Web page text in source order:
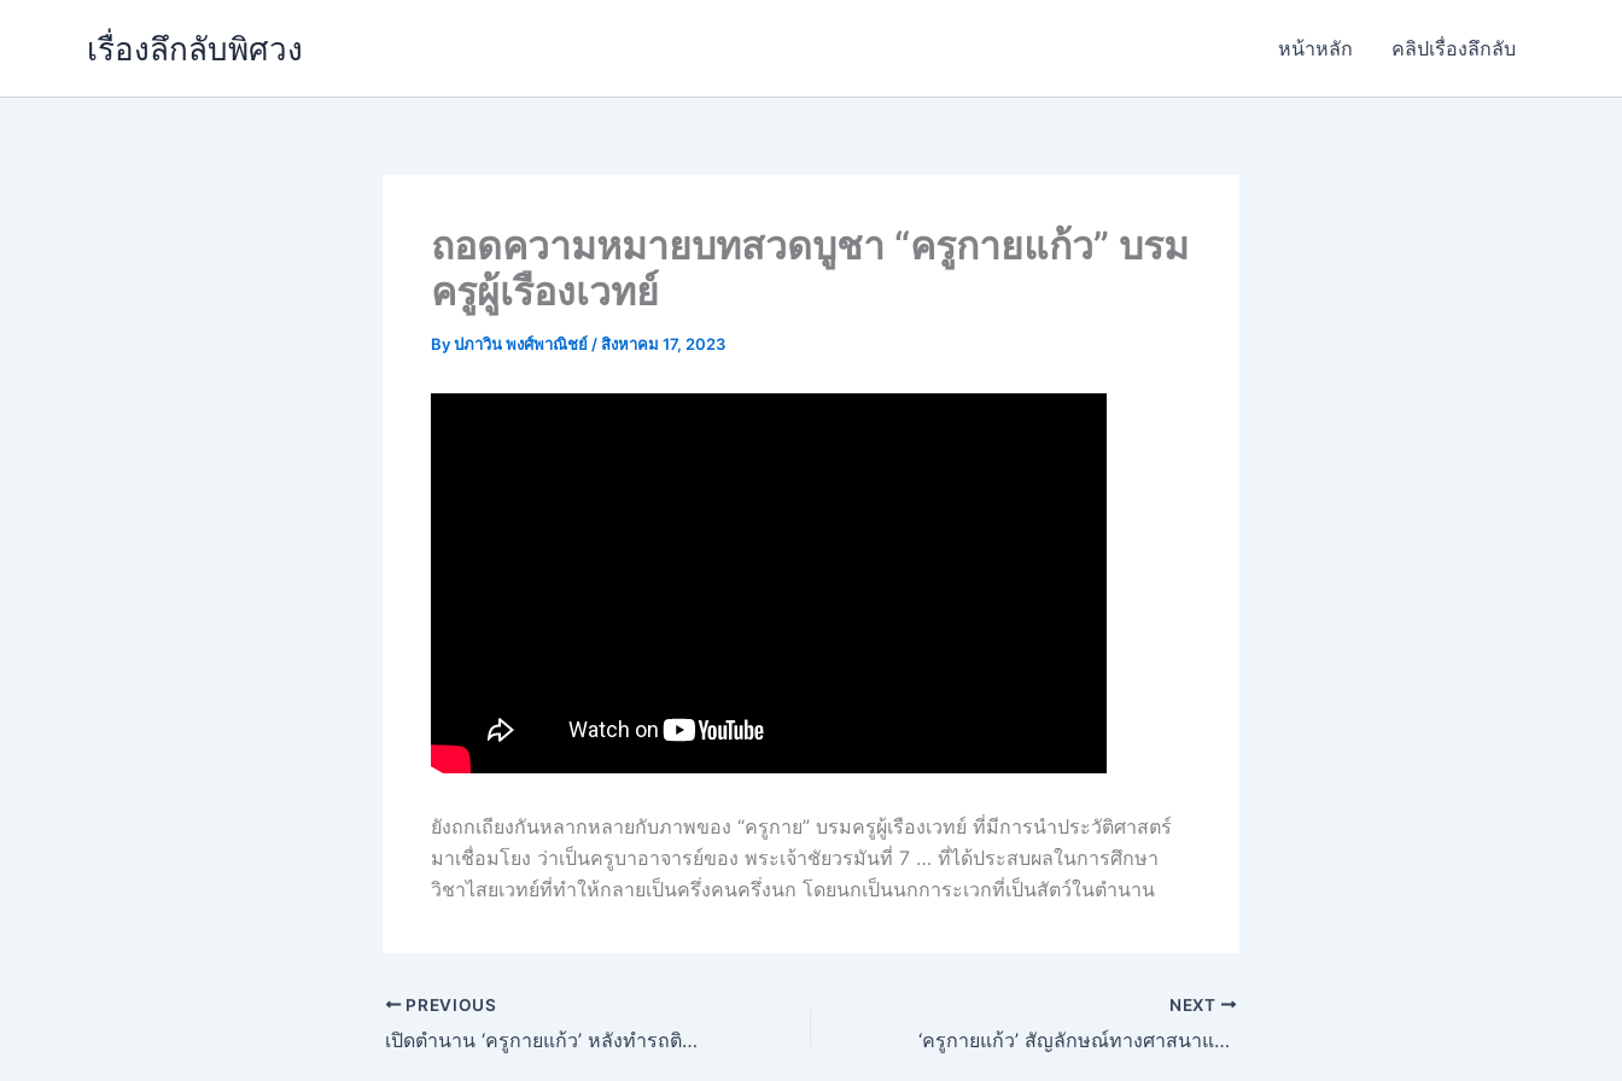
เรื่องลึกลับพิศวง หน้าหลัก คลิปเรื่องลึกลับ
ถอดความหมายบทสวดบูชา “ครูกายแก้ว” บรม
ครูผู้เรืองเวทย์
Byปภาวิน พงศ์พาณิชย์ /สิงหาคม 17, 2023
ยังถกเถียงกันหลากหลายกับภาพของ “ครูกาย” บรมครูผู้เรืองเวทย์ ที่มีการนำประวัติศาสตร์
มาเชื่อมโยง ว่าเป็นครูบาอาจารย์ของ พระเจ้าชัยวรมันที่ 7 … ที่ได้ประสบผลในการศึกษา
วิชาไสยเวทย์ที่ทำให้กลายเป็นครึ่งคนครึ่งนก โดยนกเป็นนกการะเวกที่เป็นสัตว์ในตำนาน
PREVIOUS
เปิดตำนาน ‘ครูกายแก้ว’ หลังทำรถติดยาวขณะขนย้าย องค์ใหญ่สุดในไทย
NEXT
‘ครูกายแก้ว’ สัญลักษณ์ทางศาสนาและวัฒนธรรมที่มีความสำคัญในประเทศกัมพูชา